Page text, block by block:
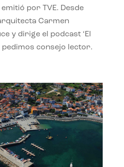
emitió por TVE. Desde
Carmen
y dirige el podcast ‘El
pedimos consejo lector.